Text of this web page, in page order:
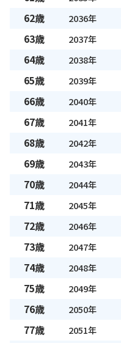
62歳 2036年
63歳 2037年
64歳 2038年
65歳 2039年
66歳 2040年
67歳 2041年
68歳 2042年
69歳 2043年
70歳 2044年
71歳 2045年
72歳 2046年
73歳 2047年
74歳 2048年
75歳 2049年
76歳 2050年
77歳 2051年